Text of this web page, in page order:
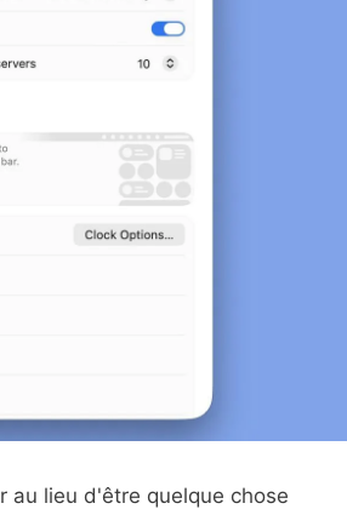
au lieu d'être quelque chose